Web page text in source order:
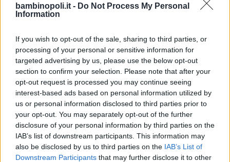
bambinopoli.it - Do Not Process My Personal
Information
If you wish to opt-out of the sale, sharing to third parties, or
processing of your personal or sensitive information for
targeted advertising by us, please use the below opt-out
section to confirm your selection. Please note that after your
opt-out request is processed you may continue seeing
interest-based ads based on personal information utilized by
us or personal information disclosed to third parties prior to
your opt-out. You may separately opt-out of the further
disclosure of your personal information by third parties on the
IAB’s list of downstream participants. This information may
also be disclosed by us to third parties on the IAB’s List of
Downstream Participants that may further disclose it to other
Feste
Kinderheim